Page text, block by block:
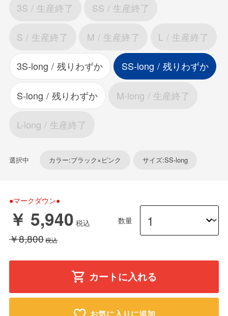
3S 生産終了 SS 生産終了
S 生産終了 M 生産終了 L 生産終了
3S-long 残りわずか SS-long 残りわずか
S-long 残りわずか M-long 生産終了
L-long 生産終了
選択中 カラー:ブラック×ピンク サイズ:SS-long
●マークダウン●
￥ 5,940
￥8,800
数量
カートに入れる